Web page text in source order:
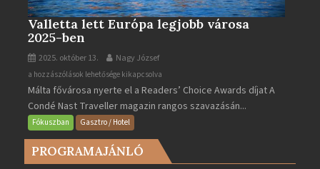
Valletta lett Európa legjobb városa
2025-ben
2025. október 13. Nagy József
Valletta
lett
Európa
legjobb
városa
2025-
a hozzászólások lehetősége kikapcsolva
Málta fővárosa nyerte el a Readers’ Choice Awards díjat A
Condé Nast Traveller magazin rangos szavazásán...
Fókuszban Gasztro / Hotel
PROGRAMAJÁNLÓ